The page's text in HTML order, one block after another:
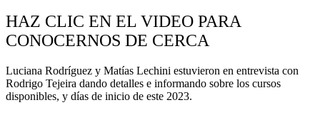
HAZ CLIC EN EL VIDEO PARA
CONOCERNOS DE CERCA
Luciana Rodríguez y Matías Lechini estuvieron en entrevista con
Rodrigo Tejeira dando detalles e informando sobre los cursos
disponibles, y días de inicio de este 2023.